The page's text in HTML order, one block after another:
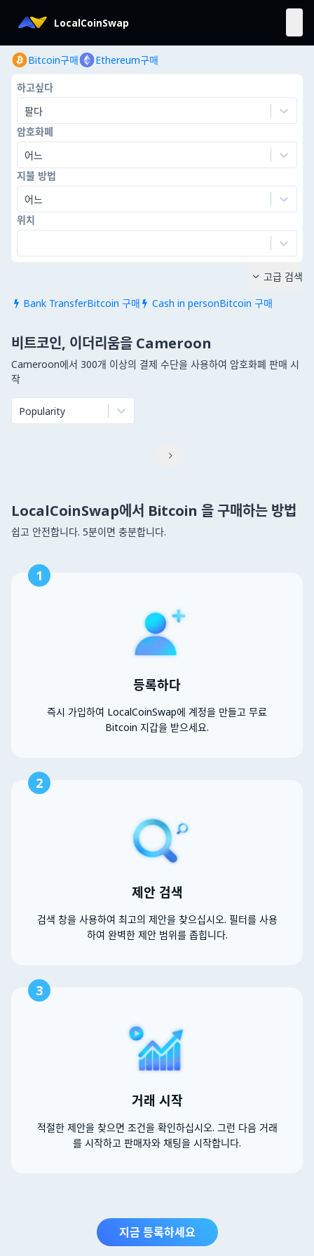
LocalCoinSwap
Bitcoin구매 Ethereum구매
하고싶다
팔다
암호화폐
어느
지불 방법
어느
위치
 Bank TransferBitcoin 구매  Cash in personBitcoin 구매
 고급 검색
비트코인, 이더리움을 Cameroon
Cameroon에서 300개 이상의 결제 수단을 사용하여 암호화폐 판매 시
작
Popularity

LocalCoinSwap에서 Bitcoin 을 구매하는 방법
쉽고 안전합니다. 5분이면 충분합니다.
1
등록하다
즉시 가입하여 LocalCoinSwap에 계정을 만들고 무료
Bitcoin 지갑을 받으세요.
2
제안 검색
검색 창을 사용하여 최고의 제안을 찾으십시오. 필터를 사용
하여 완벽한 제안 범위를 좁힙니다.
3
거래 시작
적절한 제안을 찾으면 조건을 확인하십시오. 그런 다음 거래
를 시작하고 판매자와 채팅을 시작합니다.
지금 등록하세요